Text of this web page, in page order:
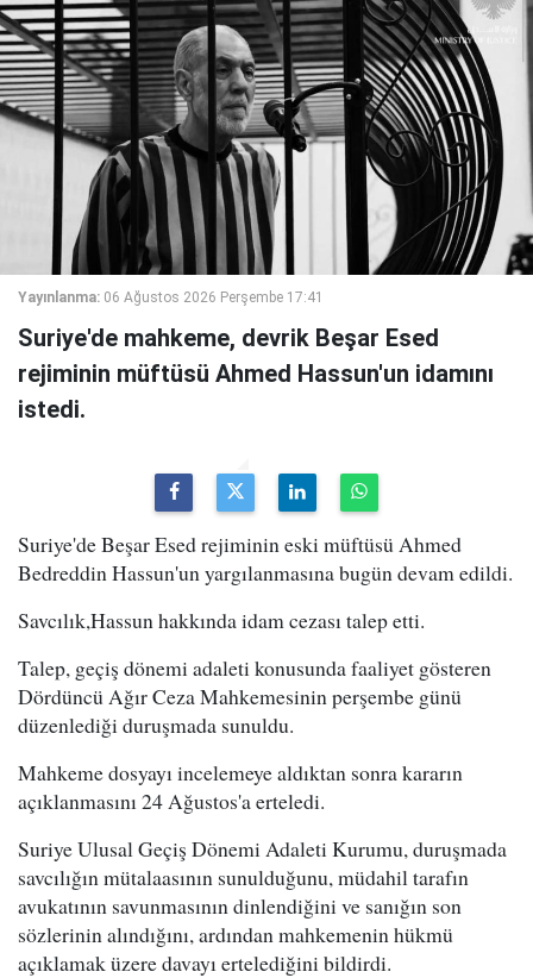
Yayınlanma: 06 Ağustos 2026 Perşembe 17:41
Suriye'de mahkeme, devrik Beşar Esed
rejiminin müftüsü Ahmed Hassun'un idamını
istedi.
Suriye'de Beşar Esed rejiminin eski müftüsü Ahmed
Bedreddin Hassun'un yargılanmasına bugün devam edildi.
Savcılık,Hassun hakkında idam cezası talep etti.
Talep, geçiş dönemi adaleti konusunda faaliyet gösteren
Dördüncü Ağır Ceza Mahkemesinin perşembe günü
düzenlediği duruşmada sunuldu.
Mahkeme dosyayı incelemeye aldıktan sonra kararın
açıklanmasını 24 Ağustos'a erteledi.
Suriye Ulusal Geçiş Dönemi Adaleti Kurumu, duruşmada
savcılığın mütalaasının sunulduğunu, müdahil tarafın
avukatının savunmasının dinlendiğini ve sanığın son
sözlerinin alındığını, ardından mahkemenin hükmü
açıklamak üzere davayı ertelediğini bildirdi.